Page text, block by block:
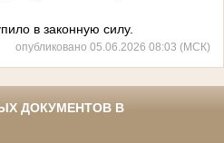
в законную силу.
опубликовано 05.06.2026 08:03 (МСК)
ДОКУМЕНТОВ В